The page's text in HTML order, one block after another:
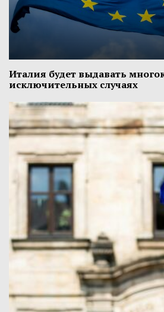
Италия будет выдавать
исключительных случаях